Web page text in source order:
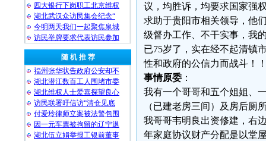
四大银行下岗职工北京维权
湖北武汉众访民集会纪念“
今明两天我们一起聚焦泉城
访民举牌要求代表访民参加
随 机 推 荐
福州张华状告政府公安却不
湖北潜江数百工人围堵市委
湖北维权人士爱嘉探望良心
访民联署吁信访“清仓见底
付爱玲律师立案被法警包围
因一元车票被拘留的辽宁退
湖北伍立娟举报工银前董事
议，均胜诉，均要求国家强
求助于贵阳市相关领导，他
级督办工作、不干实事，我
已75岁了，实在经不起清镇
性和政府的公信力而战斗！
事情原委：
我有一个哥哥和五个姐姐、
（已建老房三间）及房后厕
我哥哥韦明良出资修建，右
年家庭协议财产分配是以堂